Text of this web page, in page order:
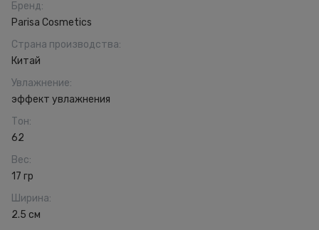
Бренд:
Parisa Cosmetics
Страна производства:
Китай
Увлажнение:
эффект увлажнения
Тон:
62
Вес:
17 гр
Ширина:
2.5 см